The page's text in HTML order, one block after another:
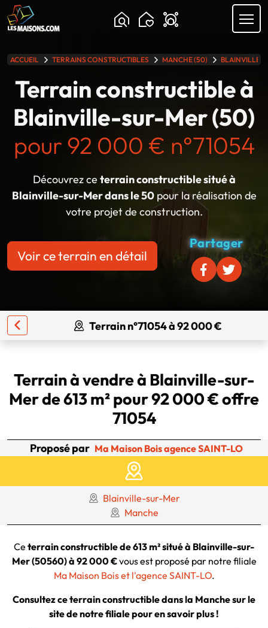
ACCUEIL TERRAINS CONSTRUCTIBLES MANCHE (50) BLAINVILLE-
Terrain constructible à
Blainville-sur-Mer (50)
pour 92 000 € n°71054
Découvrez ce terrain constructible situé à
Blainville-sur-Mer dans le 50pour la réalisation de
votre projet de construction.
Voir ce terrain en détail
Partager
Terrain n°71054 à 92 000 €
Terrain à vendre à Blainville-sur-
Mer de 613 m² pour 92 000 € offre
71054
Proposé par Ma Maison Bois agence SAINT-LO
Blainville-sur-Mer
Manche
Ce terrain constructible de 613 m² situé à Blainville-sur-
Mer (50560) à 92 000 €vous est proposé par notre filiale
Ma Maison Bois et l'agence SAINT-LO.
Consultez ce terrain constructible dans la Manche sur le
site de notre filiale pour en savoir plus !